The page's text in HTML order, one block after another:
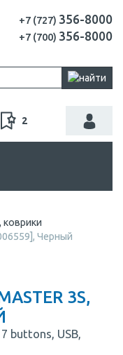
+7 (727) 356-8000
+7 (700) 356-8000
2
Черный
3S,
buttons, USB,